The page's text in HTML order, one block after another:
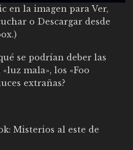
en la imagen para Ver,
o Descargar desde
se podrían deber las
mala», los «Foo
extrañas?
Misterios al este de